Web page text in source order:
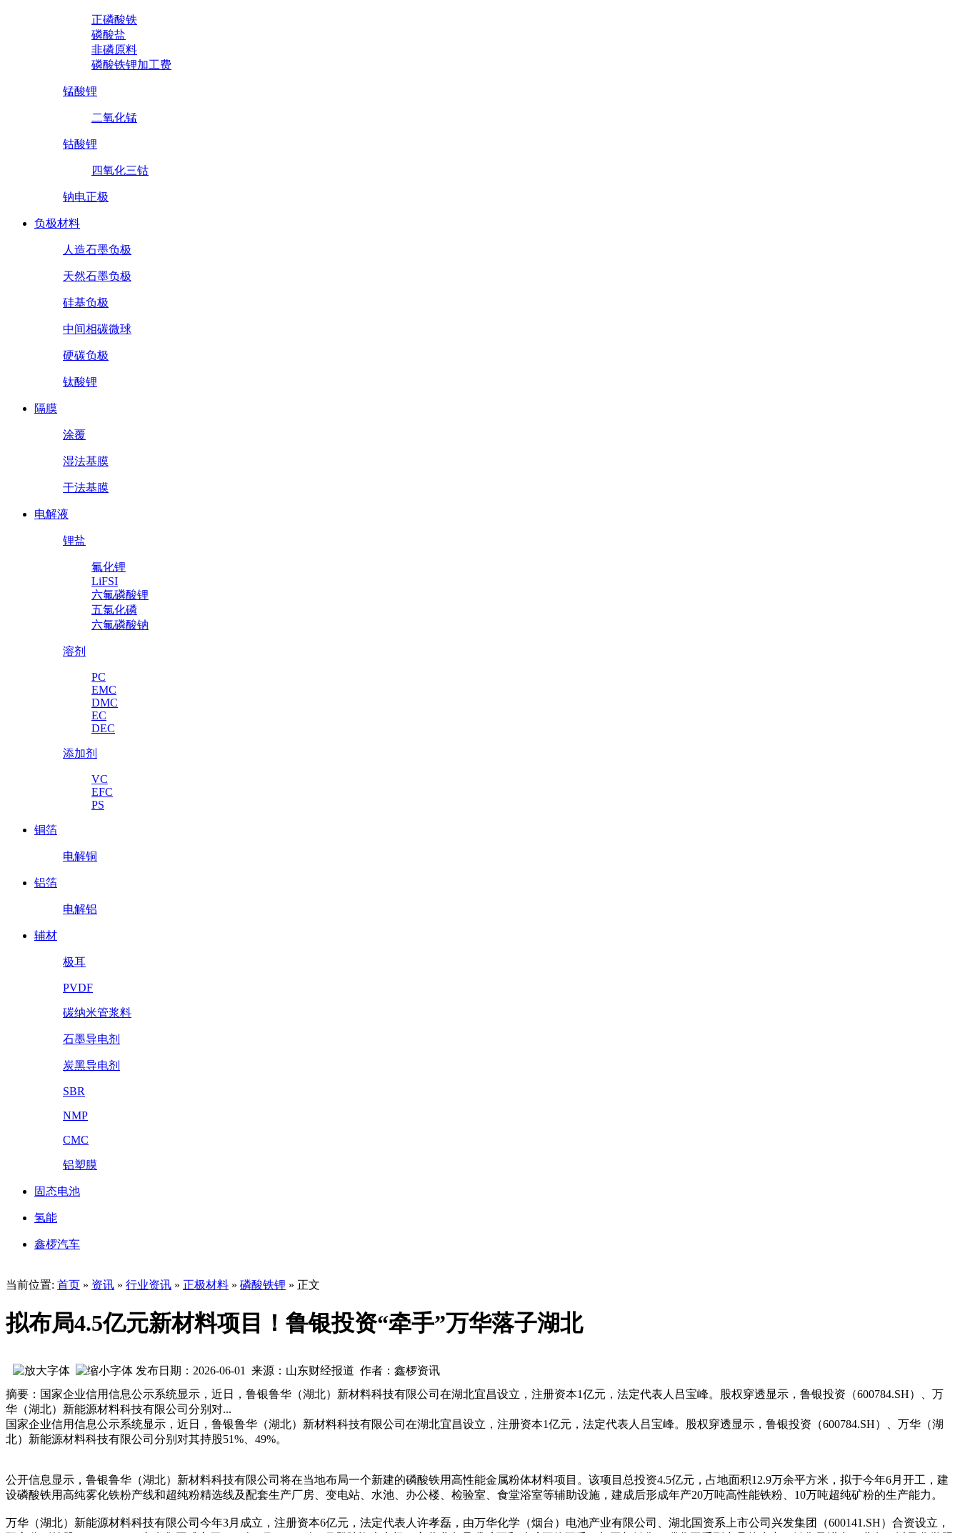
正磷酸铁
磷酸盐
非磷原料
磷酸铁锂加工费
锰酸锂
二氧化锰
钴酸锂
四氧化三钴
钠电正极
负极材料
人造石墨负极
天然石墨负极
硅基负极
中间相碳微球
硬碳负极
钛酸锂
隔膜
涂覆
湿法基膜
干法基膜
电解液
锂盐
氟化锂
LiFSI
六氟磷酸锂
五氯化磷
六氟磷酸钠
溶剂
PC
EMC
DMC
EC
DEC
添加剂
VC
EFC
PS
铜箔
电解铜
铝箔
电解铝
辅材
极耳
PVDF
碳纳米管浆料
石墨导电剂
炭黑导电剂
SBR
NMP
CMC
铝塑膜
固态电池
氢能
鑫椤汽车
当前位置: 首页 » 资讯 » 行业资讯 » 正极材料 » 磷酸铁锂 » 正文
拟布局4.5亿元新材料项目！鲁银投资“牵手”万华落子湖北
发布日期：2026-06-01 来源：山东财经报道 作者：鑫椤资讯
摘要：国家企业信用信息公示系统显示，近日，鲁银鲁华（湖北）新材料科技有限公司在湖北宜昌设立，注册资本1亿元，法定代表人吕宝峰。股权穿透显示，鲁银投资（600784.SH）、万
华（湖北）新能源材料科技有限公司分别对...
国家企业信用信息公示系统显示，近日，鲁银鲁华（湖北）新材料科技有限公司在湖北宜昌设立，注册资本1亿元，法定代表人吕宝峰。股权穿透显示，鲁银投资（600784.SH）、万华（湖
北）新能源材料科技有限公司分别对其持股51%、49%。
公开信息显示，鲁银鲁华（湖北）新材料科技有限公司将在当地布局一个新建的磷酸铁用高性能金属粉体材料项目。该项目总投资4.5亿元，占地面积12.9万余平方米，拟于今年6月开工，建
设磷酸铁用高纯雾化铁粉产线和超纯粉精选线及配套生产厂房、变电站、水池、办公楼、检验室、食堂浴室等辅助设施，建成后形成年产20万吨高性能铁粉、10万吨超纯矿粉的生产能力。
万华（湖北）新能源材料科技有限公司今年3月成立，注册资本6亿元，法定代表人许孝磊，由万华化学（烟台）电池产业有限公司、湖北国资系上市公司兴发集团（600141.SH）合资设立，